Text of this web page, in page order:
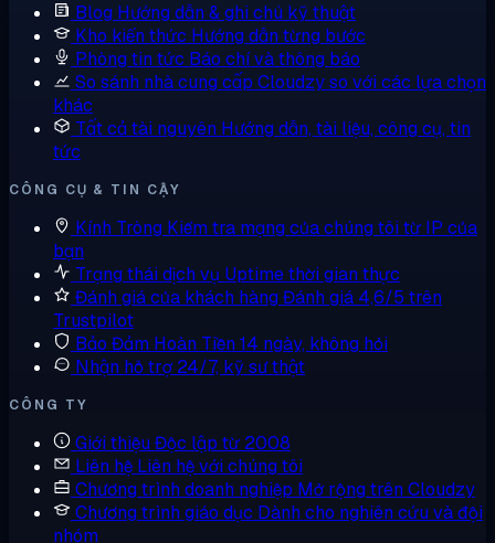
Blog Hướng dẫn & ghi chú kỹ thuật
Kho kiến thức Hướng dẫn từng bước
Phòng tin tức Báo chí và thông báo
So sánh nhà cung cấp Cloudzy so với các lựa chọn
khác
Tất cả tài nguyên Hướng dẫn, tài liệu, công cụ, tin
tức
CÔNG CỤ & TIN CẬY
Kính Tròng Kiểm tra mạng của chúng tôi từ IP của
bạn
Trạng thái dịch vụ Uptime thời gian thực
Đánh giá của khách hàng Đánh giá 4,6/5 trên
Trustpilot
Bảo Đảm Hoàn Tiền 14 ngày, không hỏi
Nhận hỗ trợ 24/7, kỹ sư thật
CÔNG TY
Giới thiệu Độc lập từ 2008
Liên hệ Liên hệ với chúng tôi
Chương trình doanh nghiệp Mở rộng trên Cloudzy
Chương trình giáo dục Dành cho nghiên cứu và đội
nhóm